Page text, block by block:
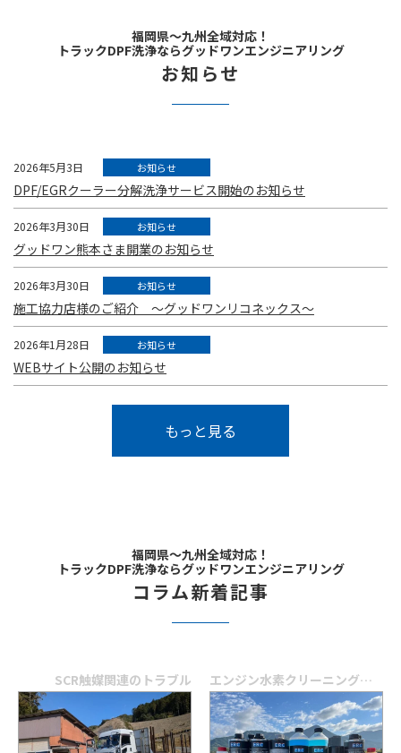
福岡県～九州全域対応！
トラックDPF洗浄ならグッドワンエンジニアリング
お知らせ
2026年5月3日 お知らせ
DPF/EGRクーラー分解洗浄サービス開始のお知らせ
2026年3月30日 お知らせ
グッドワン熊本さま開業のお知らせ
2026年3月30日 お知らせ
施工協力店様のご紹介 ～グッドワンリコネックス～
2026年1月28日 お知らせ
WEBサイト公開のお知らせ
もっと見る
福岡県～九州全域対応！
トラックDPF洗浄ならグッドワンエンジニアリング
コラム新着記事
SCR触媒関連のトラブル エンジン水素クリーニングとは